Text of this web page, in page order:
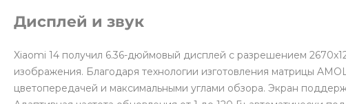
Дисплей и звук
Xiaomi 14 получил 6.36-дюймовый дисплей с разрешением
изображения. Благодаря технологии изготовления матрицы
цветопередачей и максимальными углами обзора. Экран